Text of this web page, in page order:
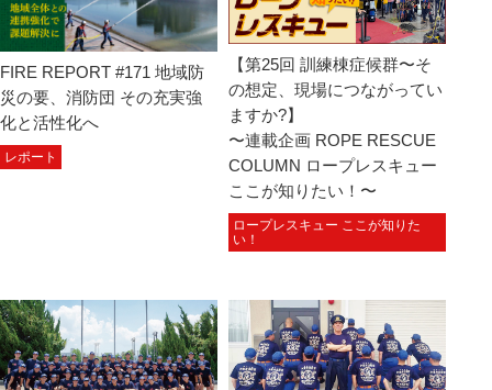
FIRE REPORT #171 地域防
災の要、消防団 その充実強
化と活性化へ
レポート
【第25回 訓練棟症候群〜そ
の想定、現場につながってい
ますか?】
〜連載企画 ROPE RESCUE
COLUMN ロープレスキュー
ここが知りたい！〜
ロープレスキュー ここが知りた
い！